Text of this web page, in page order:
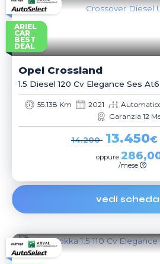
ARIEL
CAR
BEST
DEAL
Opel Crossland
1.5 Diesel 120 Cv Elegance Ses
55.138 Km 2021
Garanzia 12
14.200 13.450€
oppure
/mese
vedi scheda